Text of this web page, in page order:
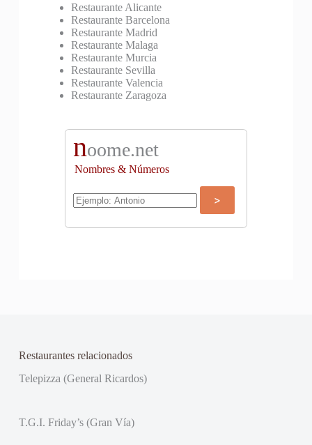
Restaurante Alicante
Restaurante Barcelona
Restaurante Madrid
Restaurante Malaga
Restaurante Murcia
Restaurante Sevilla
Restaurante Valencia
Restaurante Zaragoza
noome.net
Nombres & Números
Restaurantes relacionados
Telepizza (General Ricardos)
T.G.I. Friday’s (Gran Vía)